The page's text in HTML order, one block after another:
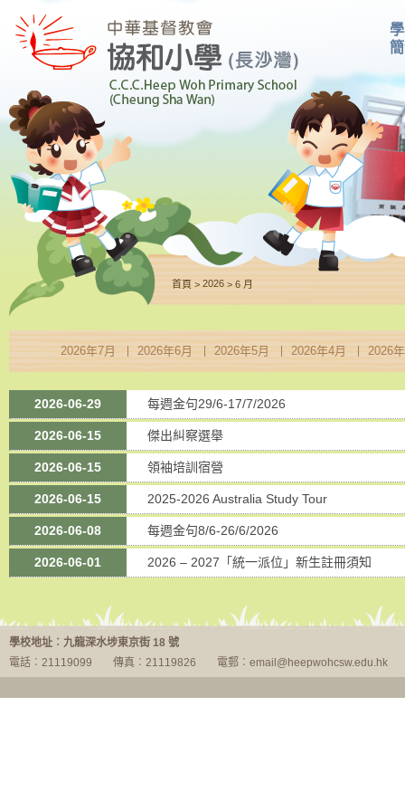
首頁 > 2026 > 6 月
2026年7月 2026年6月 2026年5月 2026年4月 2026
2026-06-29 每週金句29/6-17/7/2026
2026-06-15 傑出糾察選舉
2026-06-15 領袖培訓宿營
2026-06-15 2025-2026 Australia Study Tour
2026-06-08 每週金句8/6-26/6/2026
2026-06-01 2026 – 2027「統一派位」新生註冊須知
學校地址︰九龍深水埗東京街 18 號
電話︰21119099
傳真︰21119826 電郵︰email@heepwohcsw.edu.hk